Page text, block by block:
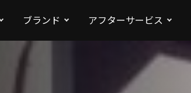
ブランド アフターサービス